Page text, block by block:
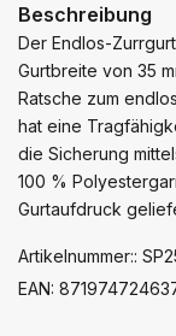
Beschreibung
Der Endlos-
Gurtbreite von 35
Ratsche zum
hat eine
die Sicherung
100 %
Gurtaufdruck
Artikelnummer::
EAN: